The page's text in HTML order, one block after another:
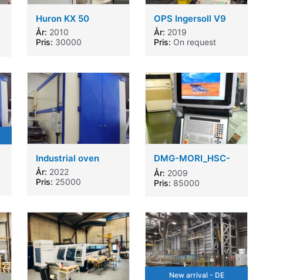
Huron KX 50
År: 2010
Pris: 30000
OPS Ingersoll V9
År: 2019
Pris: On request
Industrial oven
År: 2022
Pris: 25000
DMG-MORI_HSC-
55 Linear_2009
År: 2009
Pris: 85000
New arrival - DE